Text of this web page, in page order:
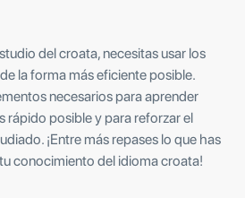
del croata, necesitas usar los
la forma más eficiente posible.
necesarios para aprender
rápido posible y para reforzar el
¡Entre más repases lo que has
conocimiento del idioma croata!